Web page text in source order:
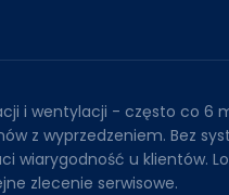
i wentylacji - często co 6
z wyprzedzeniem. Bez
wiarygodność u klientów.
zlecenie serwisowe.